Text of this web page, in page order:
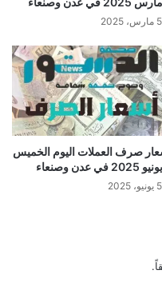
5 مارس، 2025
صرف العملات اليوم الخميس
5 يونيو، 2025